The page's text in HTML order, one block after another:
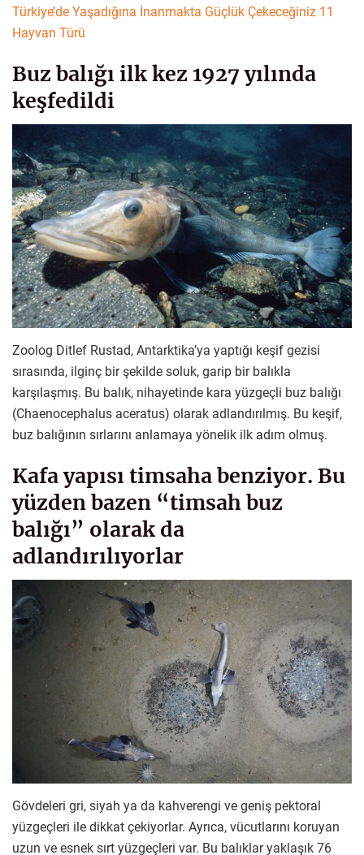
Türkiye’de Yaşadığına İnanmakta Güçlük Çekeceğiniz 11
Hayvan Türü
Buz balığı ilk kez 1927 yılında
keşfedildi
Zoolog Ditlef Rustad, Antarktika’ya yaptığı keşif gezisi
sırasında, ilginç bir şekilde soluk, garip bir balıkla
karşılaşmış. Bu balık, nihayetinde kara yüzgeçli buz balığı
(Chaenocephalus aceratus) olarak adlandırılmış. Bu keşif,
buz balığının sırlarını anlamaya yönelik ilk adım olmuş.
Kafa yapısı timsaha benziyor. Bu
yüzden bazen “timsah buz
balığı” olarak da
adlandırılıyorlar
Gövdeleri gri, siyah ya da kahverengi ve geniş pektoral
yüzgeçleri ile dikkat çekiyorlar. Ayrıca, vücutlarını koruyan
uzun ve esnek sırt yüzgeçleri var. Bu balıklar yaklaşık 76